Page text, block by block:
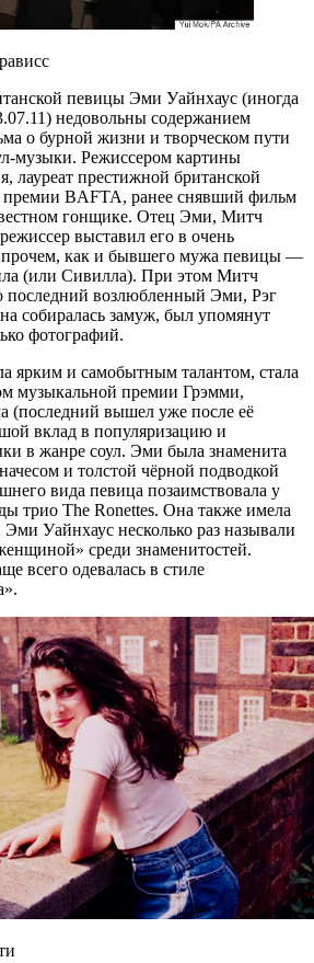
певицы Эми Уайнхаус (иногда
недовольны содержанием
о бурной жизни и творческом пути
музыки. Режиссером картины
лауреат престижной британской
премии BAFTA, ранее снявший фильм
гонщике. Отец Эми, Митч
выставил его в очень
как и бывшего мужа певицы —
(или Сивилла). При этом Митч
последний возлюбленный Эми, Рэг
собиралась замуж, был упомянут
фотографий.
ярким и самобытным талантом, стала
музыкальной премии Грэмми,
(последний вышел уже после её
вклад в популяризацию и
в жанре соул. Эми была знаменита
и толстой чёрной подводкой
вида певица позаимствовала у
трио The Ronettes. Она также имела
Эми Уайнхаус несколько раз называли
среди знаменитостей.
всего одевалась в стиле